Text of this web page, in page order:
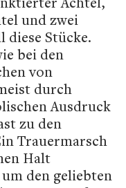
und zwei
diese Stücke.
bei den
von
durch
Ausdruck
zu den
Trauermarsch
Halt
den geliebten